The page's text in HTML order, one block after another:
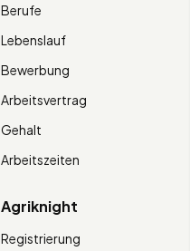
Berufe
Lebenslauf
Bewerbung
Arbeitsvertrag
Gehalt
Arbeitszeiten
Agriknight
Registrierung